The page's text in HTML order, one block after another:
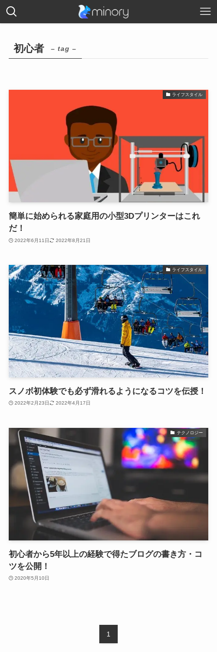
初心者 – tag –
ライフスタイル
簡単に始められる家庭用の小型3Dプリンターはこれ
だ！
2022年6月11日 2022年8月21日
ライフスタイル
スノボ初体験でも必ず滑れるようになるコツを伝授！
2022年2月23日 2022年4月17日
テクノロジー
初心者から5年以上の経験で得たブログの書き方・コ
ツを公開！
2020年5月10日
1